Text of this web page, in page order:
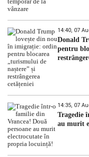
14:40, 07
Donald
pentru
14:35, 07
Tragedie
au murit